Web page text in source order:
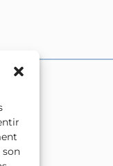
son